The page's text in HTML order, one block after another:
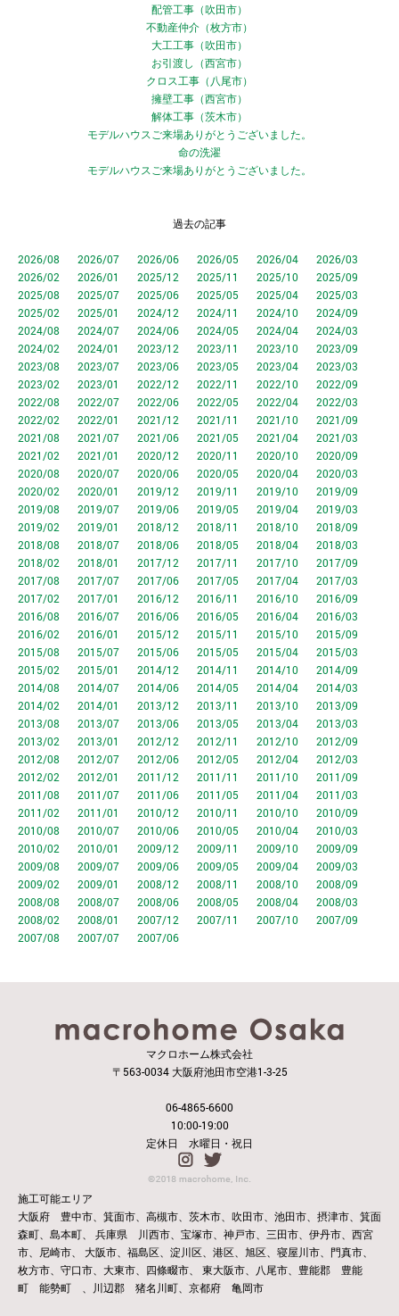
配管工事（吹田市）
不動産仲介（枚方市）
大工工事（吹田市）
お引渡し（西宮市）
クロス工事（八尾市）
擁壁工事（西宮市）
解体工事（茨木市）
モデルハウスご来場ありがとうございました。
命の洗濯
モデルハウスご来場ありがとうございました。
過去の記事
2026/08 2026/07 2026/06 2026/05 2026/04
2026/03
2026/02
2026/01 2025/12 2025/11 2025/10
2025/09
2025/08
2025/07 2025/06 2025/05 2025/04
2025/03
2025/02
2025/01 2024/12 2024/11 2024/10
2024/09
2024/08
2024/07 2024/06 2024/05 2024/04
2024/03
2024/02
2024/01 2023/12 2023/11 2023/10
2023/09
2023/08
2023/07 2023/06 2023/05 2023/04
2023/03
2023/02
2023/01 2022/12 2022/11 2022/10
2022/09
2022/08
2022/07 2022/06 2022/05 2022/04
2022/03
2022/02
2022/01 2021/12 2021/11 2021/10
2021/09
2021/08
2021/07 2021/06 2021/05 2021/04
2021/03
2021/02
2021/01 2020/12 2020/11 2020/10
2020/09
2020/08
2020/07 2020/06 2020/05 2020/04
2020/03
2020/02
2020/01 2019/12 2019/11 2019/10
2019/09
2019/08
2019/07 2019/06 2019/05 2019/04
2019/03
2019/02
2019/01 2018/12 2018/11 2018/10
2018/09
2018/08
2018/07 2018/06 2018/05 2018/04
2018/03
2018/02
2018/01 2017/12 2017/11 2017/10
2017/09
2017/08
2017/07 2017/06 2017/05 2017/04
2017/03
2017/02
2017/01 2016/12 2016/11 2016/10
2016/09
2016/08
2016/07 2016/06 2016/05 2016/04
2016/03
2016/02
2016/01 2015/12 2015/11 2015/10
2015/09
2015/08
2015/07 2015/06 2015/05 2015/04
2015/03
2015/02
2015/01 2014/12 2014/11 2014/10
2014/09
2014/08
2014/07 2014/06 2014/05 2014/04
2014/03
2014/02
2014/01 2013/12 2013/11 2013/10
2013/09
2013/08
2013/07 2013/06 2013/05 2013/04
2013/03
2013/02
2013/01 2012/12 2012/11 2012/10
2012/09
2012/08
2012/07 2012/06 2012/05 2012/04
2012/03
2012/02
2012/01 2011/12 2011/11 2011/10
2011/09
2011/08
2011/07 2011/06 2011/05 2011/04
2011/03
2011/02
2011/01 2010/12 2010/11 2010/10
2010/09
2010/08
2010/07 2010/06 2010/05 2010/04
2010/03
2010/02
2010/01 2009/12 2009/11 2009/10
2009/09
2009/08
2009/07 2009/06 2009/05 2009/04
2009/03
2009/02
2009/01 2008/12 2008/11 2008/10
2008/09
2008/08
2008/07 2008/06 2008/05 2008/04
2008/03
2008/02
2008/01 2007/12 2007/11 2007/10
2007/09
2007/08
2007/07 2007/06
マクロホーム株式会社
〒563-0034 大阪府池田市空港1-3-25
06-4865-6600
10:00-19:00
定休日 水曜日・祝日
施工可能エリア
大阪府 豊中市、箕面市、高槻市、茨木市、吹田市、池田市、摂津市、箕面
森町、島本町、
兵庫県 川西市、宝塚市、神戸市、三田市、伊丹市、西宮
市、尼崎市、
大阪市、福島区、淀川区、港区、旭区、寝屋川市、門真市、
枚方市、守口市、大東市、四條畷市、
東大阪市、八尾市、豊能郡 豊能
町 能勢町 、川辺郡 猪名川町、京都府 亀岡市